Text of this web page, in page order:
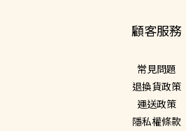
顧客服務
常見問題
退換貨政策
運送政策
隱私權條款